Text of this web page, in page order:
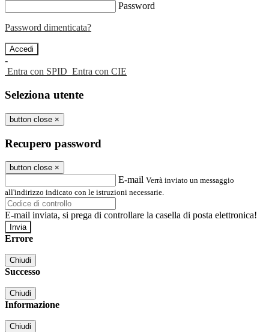
Password
Password dimenticata?
-
Entra con SPID Entra con CIE
Seleziona utente
button close ×
Recupero password
button close ×
E-mail Verrà inviato un messaggio
all'indirizzo indicato con le istruzioni necessarie.
E-mail inviata, si prega di controllare la casella di posta elettronica!
Errore
Chiudi
Successo
Chiudi
Informazione
Chiudi